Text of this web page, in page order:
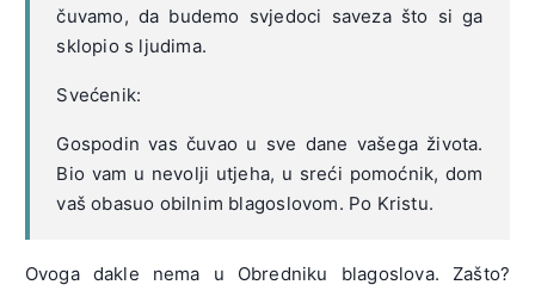
čuvamo, da budemo svjedoci saveza što si ga
sklopio s ljudima.
Svećenik:
Gospodin vas čuvao u sve dane vašega života.
Bio vam u nevolji utjeha, u sreći pomoćnik, dom
vaš obasuo obilnim blagoslovom. Po Kristu.
Ovoga dakle nema u Obredniku blagoslova. Zašto?